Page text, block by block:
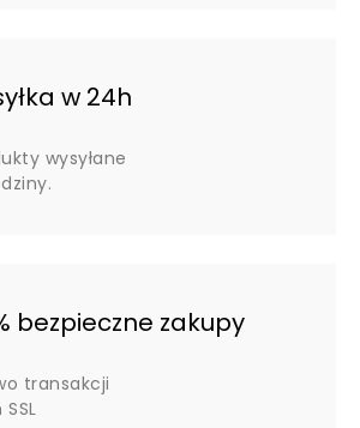
w 24h
wysyłane
bezpieczne zakupy
transakcji